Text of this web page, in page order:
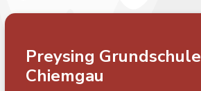
Preysing Grundschule
Chiemgau